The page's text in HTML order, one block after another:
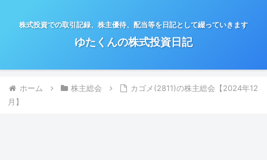
株式投資での取引記録、株主優待、配当等を日記として綴っていきます
ゆたくんの株式投資日記
ホーム 株主総会
カゴメ(2811)の株主総会【2024年12
月】